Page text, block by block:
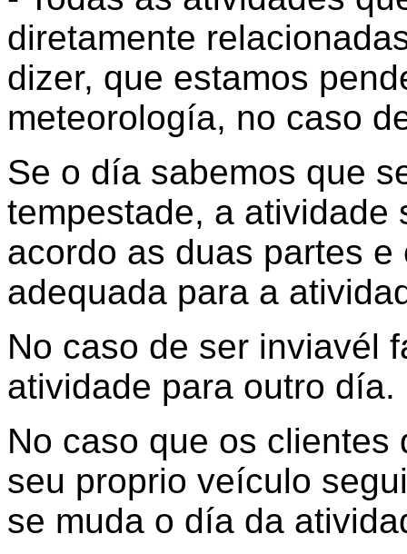
diretamente
dizer, que estamos
meteorología, no caso
Se o día sabemos que
tempestade, a atividade
acordo as duas partes
adequada para a
No caso de ser inviavél
atividade para outro día.
No caso que os clientes
seu proprio veículo
se muda o día da